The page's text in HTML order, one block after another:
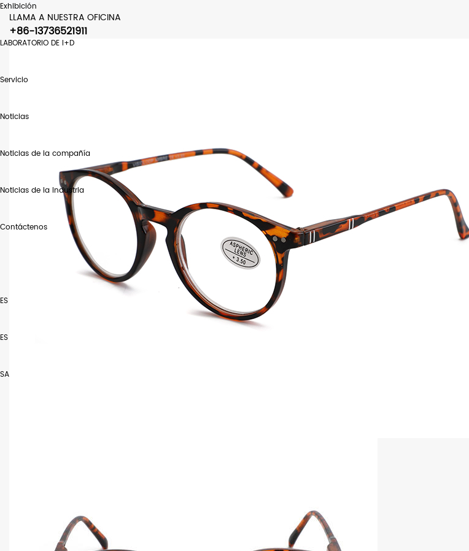
Exhibición
LABORATORIO DE I+D
Servicio
Noticias
Noticias de la compañía
Noticias de la Industria
Contáctenos
ES
ES
SA
LLAMA A NUESTRA OFICINA
+86-13736521911